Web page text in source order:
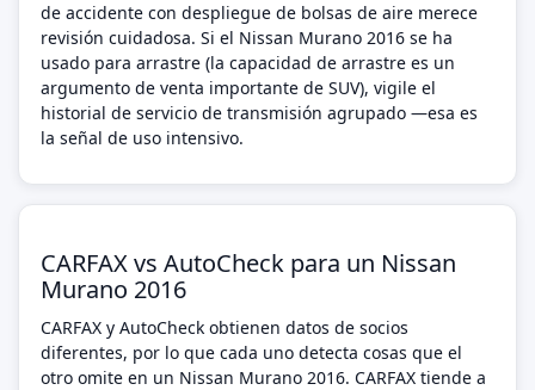
de accidente con despliegue de bolsas de aire merece
revisión cuidadosa. Si el Nissan Murano 2016 se ha
usado para arrastre (la capacidad de arrastre es un
argumento de venta importante de SUV), vigile el
historial de servicio de transmisión agrupado —esa es
la señal de uso intensivo.
CARFAX vs AutoCheck para un Nissan
Murano 2016
CARFAX y AutoCheck obtienen datos de socios
diferentes, por lo que cada uno detecta cosas que el
otro omite en un Nissan Murano 2016. CARFAX tiende a